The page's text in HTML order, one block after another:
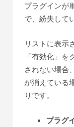
プラグインが
で、紛失して
リストに表示
「有効化」
されない場合
が消えている
りです。
プラグ